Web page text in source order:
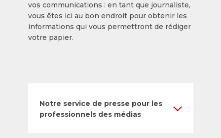
vos communications : en tant que journaliste,
vous êtes ici au bon endroit pour obtenir les
informations qui vous permettront de rédiger
votre papier.
Notre service de presse pour les
professionnels des médias